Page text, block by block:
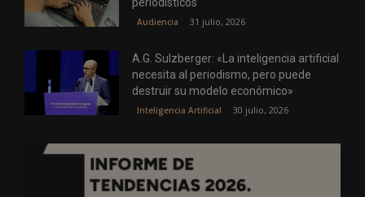
Audiencia 31 julio, 2026
A.G. Sulzberger: «La inteligencia artificial
necesita al periodismo, pero puede
destruir su modelo económico»
Inteligencia Artificial 30 julio, 2026